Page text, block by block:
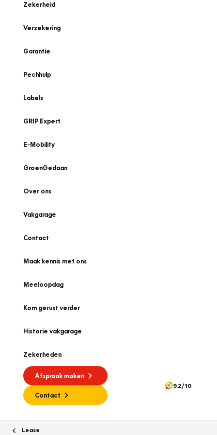
Zekerheid
Verzekering
Garantie
Pechhulp
Labels
GRIP Expert
E-Mobility
GroenGedaan
Over ons
Vakgarage
Contact
Maak kennis met ons
Meeloopdag
Kom gerust verder
Historie vakgarage
Zekerheden
Afspraak maken
Contact
9.2/10
Lease